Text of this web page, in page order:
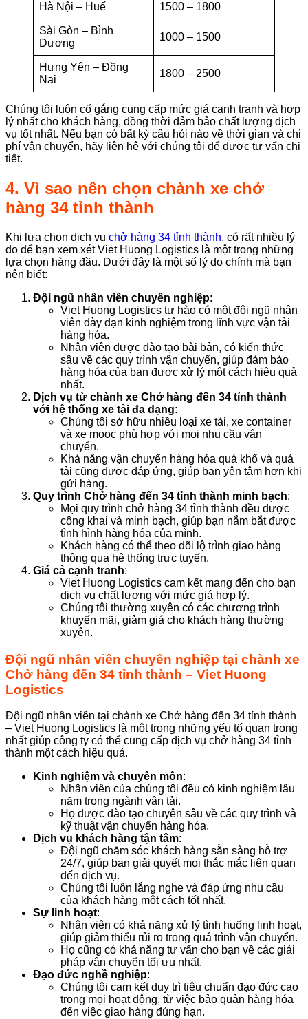
Hà Nội – Huế 1500 – 1800
Sài Gòn – Bình
Dương
1000 – 1500
Hưng Yên – Đồng
Nai
1800 – 2500
Chúng tôi luôn cố gắng cung cấp mức giá cạnh tranh và hợp
lý nhất cho khách hàng, đồng thời đảm bảo chất lượng dịch
vụ tốt nhất. Nếu bạn có bất kỳ câu hỏi nào về thời gian và chi
phí vận chuyển, hãy liên hệ với chúng tôi để được tư vấn chi
tiết.
4. Vì sao nên chọn chành xe chở
hàng 34 tỉnh thành
Khi lựa chọn dịch vụ chở hàng 34 tỉnh thành, có rất nhiều lý
do để bạn xem xét Viet Huong Logistics là một trong những
lựa chọn hàng đầu. Dưới đây là một số lý do chính mà bạn
nên biết:
Đội ngũ nhân viên chuyên nghiệp:
Viet Huong Logistics tự hào có một đội ngũ nhân
viên dày dạn kinh nghiệm trong lĩnh vực vận tải
hàng hóa.
Nhân viên được đào tạo bài bản, có kiến thức
sâu về các quy trình vận chuyển, giúp đảm bảo
hàng hóa của bạn được xử lý một cách hiệu quả
nhất.
Dịch vụ từ chành xe Chở hàng đến 34 tỉnh thành
với hệ thống xe tải đa dạng:
Chúng tôi sở hữu nhiều loại xe tải, xe container
và xe mooc phù hợp với mọi nhu cầu vận
chuyển.
Khả năng vận chuyển hàng hóa quá khổ và quá
tải cũng được đáp ứng, giúp bạn yên tâm hơn khi
gửi hàng.
Quy trình Chở hàng đến 34 tỉnh thành minh bạch:
Mọi quy trình chở hàng 34 tỉnh thành đều được
công khai và minh bạch, giúp bạn nắm bắt được
tình hình hàng hóa của mình.
Khách hàng có thể theo dõi lộ trình giao hàng
thông qua hệ thống trực tuyến.
Giá cả cạnh tranh:
Viet Huong Logistics cam kết mang đến cho bạn
dịch vụ chất lượng với mức giá hợp lý.
Chúng tôi thường xuyên có các chương trình
khuyến mãi, giảm giá cho khách hàng thường
xuyên.
Đội ngũ nhân viên chuyên nghiệp tại chành xe
Chở hàng đến 34 tỉnh thành – Viet Huong
Logistics
Đội ngũ nhân viên tại chành xe Chở hàng đến 34 tỉnh thành
– Viet Huong Logistics là một trong những yếu tố quan trọng
nhất giúp công ty có thể cung cấp dịch vụ chở hàng 34 tỉnh
thành một cách hiệu quả.
Kinh nghiệm và chuyên môn:
Nhân viên của chúng tôi đều có kinh nghiệm lâu
năm trong ngành vận tải.
Họ được đào tạo chuyên sâu về các quy trình và
kỹ thuật vận chuyển hàng hóa.
Dịch vụ khách hàng tận tâm:
Đội ngũ chăm sóc khách hàng sẵn sàng hỗ trợ
24/7, giúp bạn giải quyết mọi thắc mắc liên quan
đến dịch vụ.
Chúng tôi luôn lắng nghe và đáp ứng nhu cầu
của khách hàng một cách tốt nhất.
Sự linh hoạt:
Nhân viên có khả năng xử lý tình huống linh hoạt,
giúp giảm thiểu rủi ro trong quá trình vận chuyển.
Họ cũng có khả năng tư vấn cho bạn về các giải
pháp vận chuyển tối ưu nhất.
Đạo đức nghề nghiệp:
Chúng tôi cam kết duy trì tiêu chuẩn đạo đức cao
trong mọi hoạt động, từ việc bảo quản hàng hóa
đến việc giao hàng đúng hạn.